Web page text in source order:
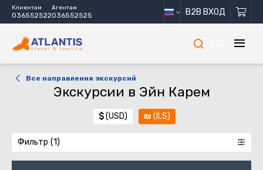
Клиентам
036552522
Агентам
036552525 B2B ВХОД
Все направления экскурсий
Экскурсии в Эйн Карем
$(USD) ₪ (ILS)
Фильтр